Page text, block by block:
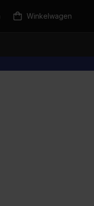
Winkelwagen